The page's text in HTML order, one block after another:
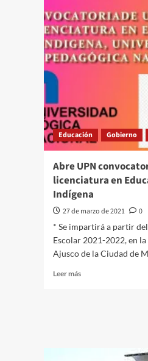
Educación Gobierno
Abre UPN
licenciatura en
Indígena
27 de marzo de 2021
0
* Se impartirá a partir
Escolar 2021-2022, en
Ajusco de la Ciudad de
Leer másLeer